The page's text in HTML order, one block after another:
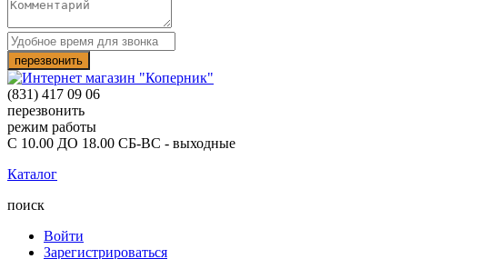
(831) 417 09 06
перезвонить
режим работы
С 10.00 ДО 18.00 СБ-ВС - выходные
Каталог
поиск
Войти
Зарегистрироваться